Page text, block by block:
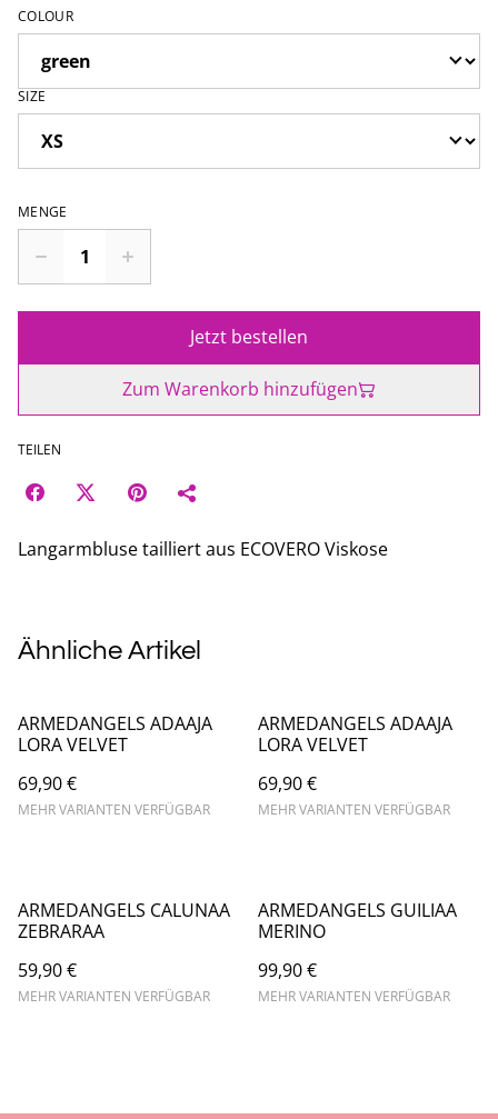
COLOUR
SIZE
MENGE
Jetzt bestellen
Zum Warenkorb hinzufügen
TEILEN
Langarmbluse tailliert aus ECOVERO Viskose
Ähnliche Artikel
ARMEDANGELS ADAAJA
LORA VELVET
69,90 €
MEHR VARIANTEN VERFÜGBAR
ARMEDANGELS ADAAJA
LORA VELVET
69,90 €
MEHR VARIANTEN VERFÜGBAR
ARMEDANGELS CALUNAA
ZEBRARAA
59,90 €
MEHR VARIANTEN VERFÜGBAR
ARMEDANGELS GUILIAA
MERINO
99,90 €
MEHR VARIANTEN VERFÜGBAR